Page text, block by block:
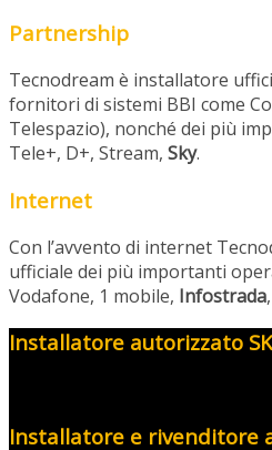
Partnership
Tecnodream è installatore
fornitori di sistemi BBI come
Telespazio), nonché dei più
Tele+, D+, Stream, Sky.
Internet
Con l’avvento di internet
ufficiale dei più importanti
Vodafone, 1 mobile, Infostrada,
Installatore autorizzato
Installatore e rivenditore